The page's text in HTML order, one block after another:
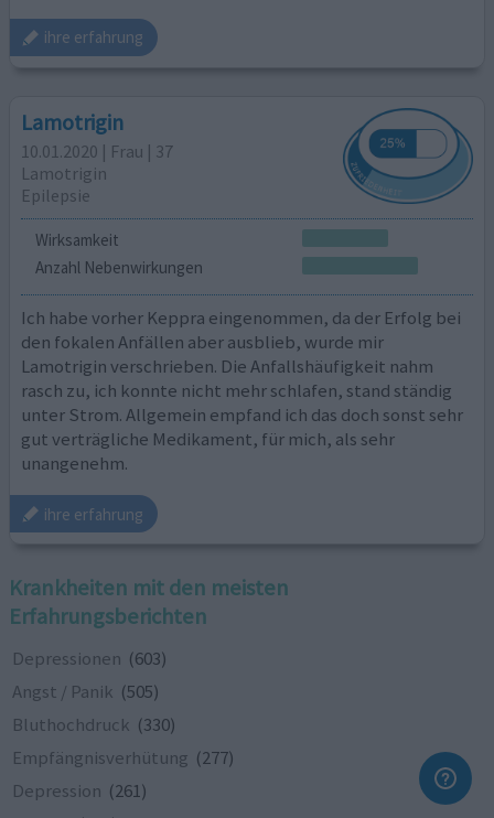
ihre erfahrung
Lamotrigin
10.01.2020 | Frau | 37
Lamotrigin
Epilepsie
Wirksamkeit
Anzahl Nebenwirkungen
Ich habe vorher Keppra eingenommen, da der Erfolg bei
den fokalen Anfällen aber ausblieb, wurde mir
Lamotrigin verschrieben. Die Anfallshäufigkeit nahm
rasch zu, ich konnte nicht mehr schlafen, stand ständig
unter Strom. Allgemein empfand ich das doch sonst sehr
gut verträgliche Medikament, für mich, als sehr
unangenehm.
ihre erfahrung
Krankheiten mit den meisten
Erfahrungsberichten
Depressionen (603)
Angst / Panik (505)
Bluthochdruck (330)
Empfängnisverhütung (277)
Depression (261)